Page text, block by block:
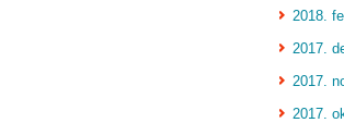
2018.
2017.
2017.
2017.